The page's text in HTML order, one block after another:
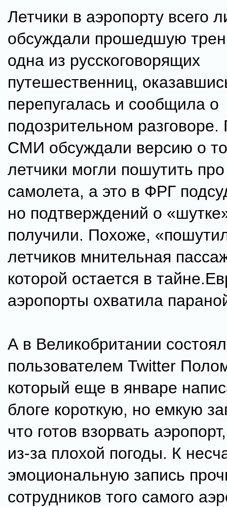
Летчики в аэропорту всего
обсуждали прошедшую
одна из русскоговорящих
путешественниц,
перепугалась и сообщила о
подозрительном разговоре.
СМИ обсуждали версию о
летчики могли пошутить про
самолета, а это в ФРГ
но подтверждений о
получили. Похоже,
летчиков мнительная
которой остается в
аэропорты охватила
А в Великобритании
пользователем Twitter
который еще в январе
блоге короткую, но емкую
что готов взорвать
из-за плохой погоды. К
эмоциональную запись
сотрудников того самого